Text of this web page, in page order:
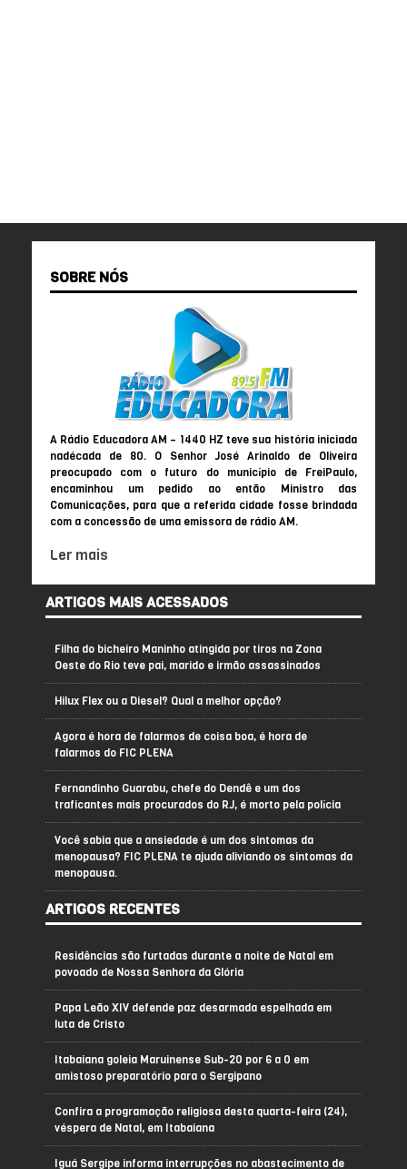
SOBRE NÓS
A Rádio Educadora AM – 1440 HZ teve sua história iniciada
nadécada de 80. O Senhor José Arinaldo de Oliveira
preocupado com o futuro do município de FreiPaulo,
encaminhou um pedido ao então Ministro das
Comunicações, para que a referida cidade fosse brindada
com a concessão de uma emissora de rádio AM.
Ler mais
ARTIGOS MAIS ACESSADOS
Filha do bicheiro Maninho atingida por tiros na Zona
Oeste do Rio teve pai, marido e irmão assassinados
Hilux Flex ou a Diesel? Qual a melhor opção?
Agora é hora de falarmos de coisa boa, é hora de
falarmos do FIC PLENA
Fernandinho Guarabu, chefe do Dendê e um dos
traficantes mais procurados do RJ, é morto pela polícia
Você sabia que a ansiedade é um dos sintomas da
menopausa? FIC PLENA te ajuda aliviando os sintomas da
menopausa.
ARTIGOS RECENTES
Residências são furtadas durante a noite de Natal em
povoado de Nossa Senhora da Glória
Papa Leão XIV defende paz desarmada espelhada em
luta de Cristo
Itabaiana goleia Maruinense Sub-20 por 6 a 0 em
amistoso preparatório para o Sergipano
Confira a programação religiosa desta quarta-feira (24),
véspera de Natal, em Itabaiana
Iguá Sergipe informa interrupções no abastecimento de